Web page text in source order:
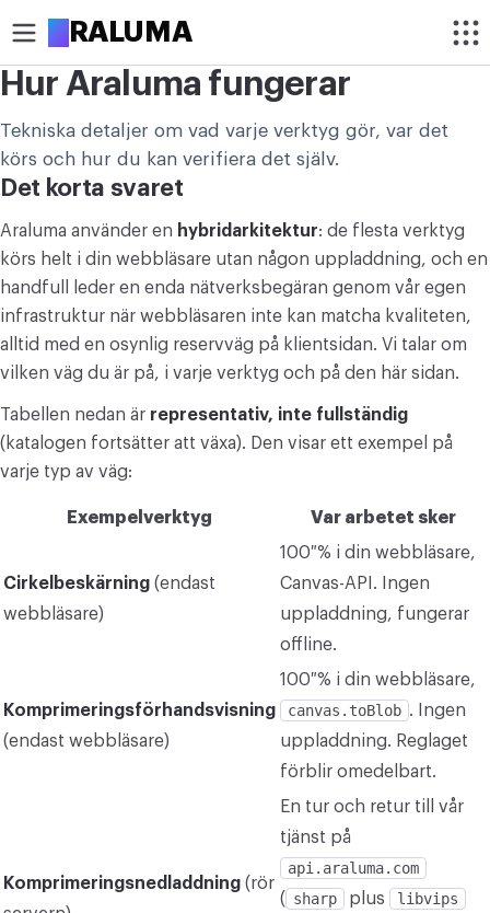
ARALUMA
Beskär bild
Beskär bild i cirkel
OPTIMERA
Komprimera bild
Förstora bild
Ta bort bakgrund
REDIGERA
Ändra bildstorlek
KONVERTERA
ÖVRIGA
Hur Araluma fungerar
Tekniska detaljer om vad varje verktyg gör, var det
körs och hur du kan verifiera det själv.
Det korta svaret
Araluma använder en hybridarkitektur: de flesta verktyg
körs helt i din webbläsare utan någon uppladdning, och en
handfull leder en enda nätverksbegäran genom vår egen
infrastruktur när webbläsaren inte kan matcha kvaliteten,
alltid med en osynlig reservväg på klientsidan. Vi talar om
vilken väg du är på, i varje verktyg och på den här sidan.
Tabellen nedan är representativ, inte fullständig
(katalogen fortsätter att växa). Den visar ett exempel på
varje typ av väg:
Exempelverktyg Var arbetet sker
Cirkelbeskärning (endast
webbläsare)
100 % i din webbläsare,
Canvas-API. Ingen
uppladdning, fungerar
offline.
Komprimeringsförhandsvisning
(endast webbläsare)
100 % i din webbläsare,
canvas.toBlob . Ingen
uppladdning. Reglaget
förblir omedelbart.
Komprimeringsnedladdning (rör
En tur och retur till vår
tjänst på
api.araluma.com
( sharp plus
libvips